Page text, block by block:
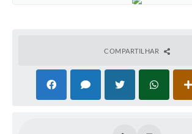
A Prefeitura
COMPARTILHAR